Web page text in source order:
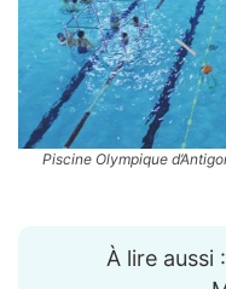
Piscine Olympique
À lire aussi